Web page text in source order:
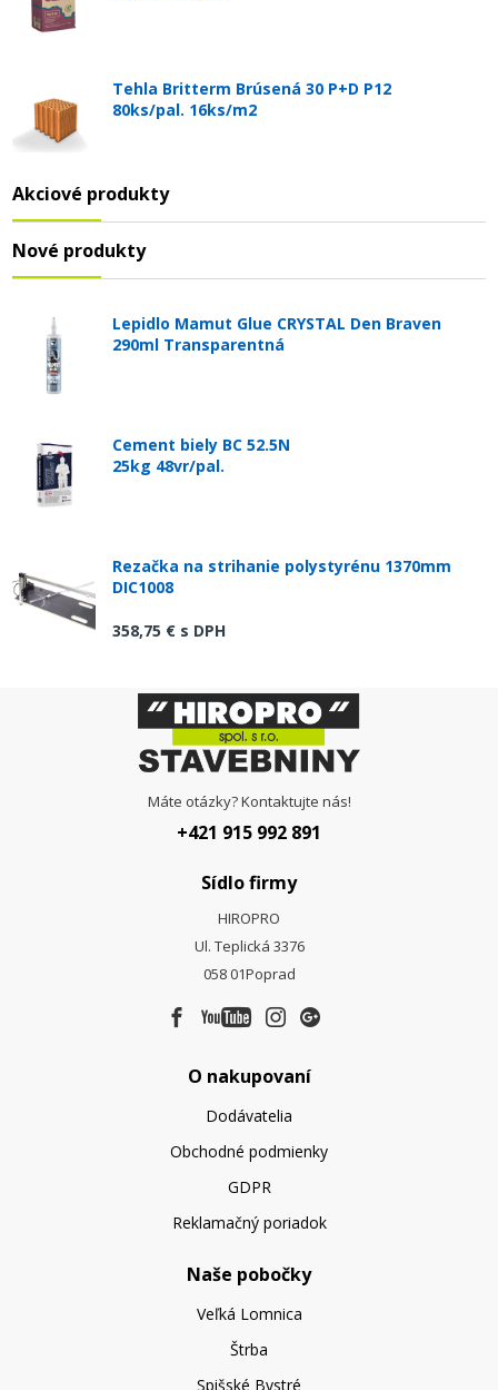
Tehla Britterm Brúsená 30 P+D P12
80ks/pal. 16ks/m2
Akciové produkty
Nové produkty
Lepidlo Mamut Glue CRYSTAL Den Braven
290ml Transparentná
Cement biely BC 52.5N
25kg 48vr/pal.
Rezačka na strihanie polystyrénu 1370mm
DIC1008
358,75 € s DPH
Máte otázky? Kontaktujte nás!
+421 915 992 891
Sídlo firmy
HIROPRO
Ul. Teplická 3376
058 01Poprad
O nakupovaní
Dodávatelia
Obchodné podmienky
GDPR
Reklamačný poriadok
Naše pobočky
Veľká Lomnica
Štrba
Spišské Bystré